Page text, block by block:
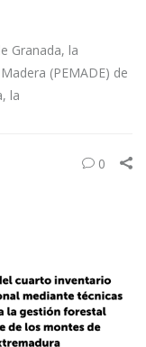
Granada, la
(PEMADE) de
la
0